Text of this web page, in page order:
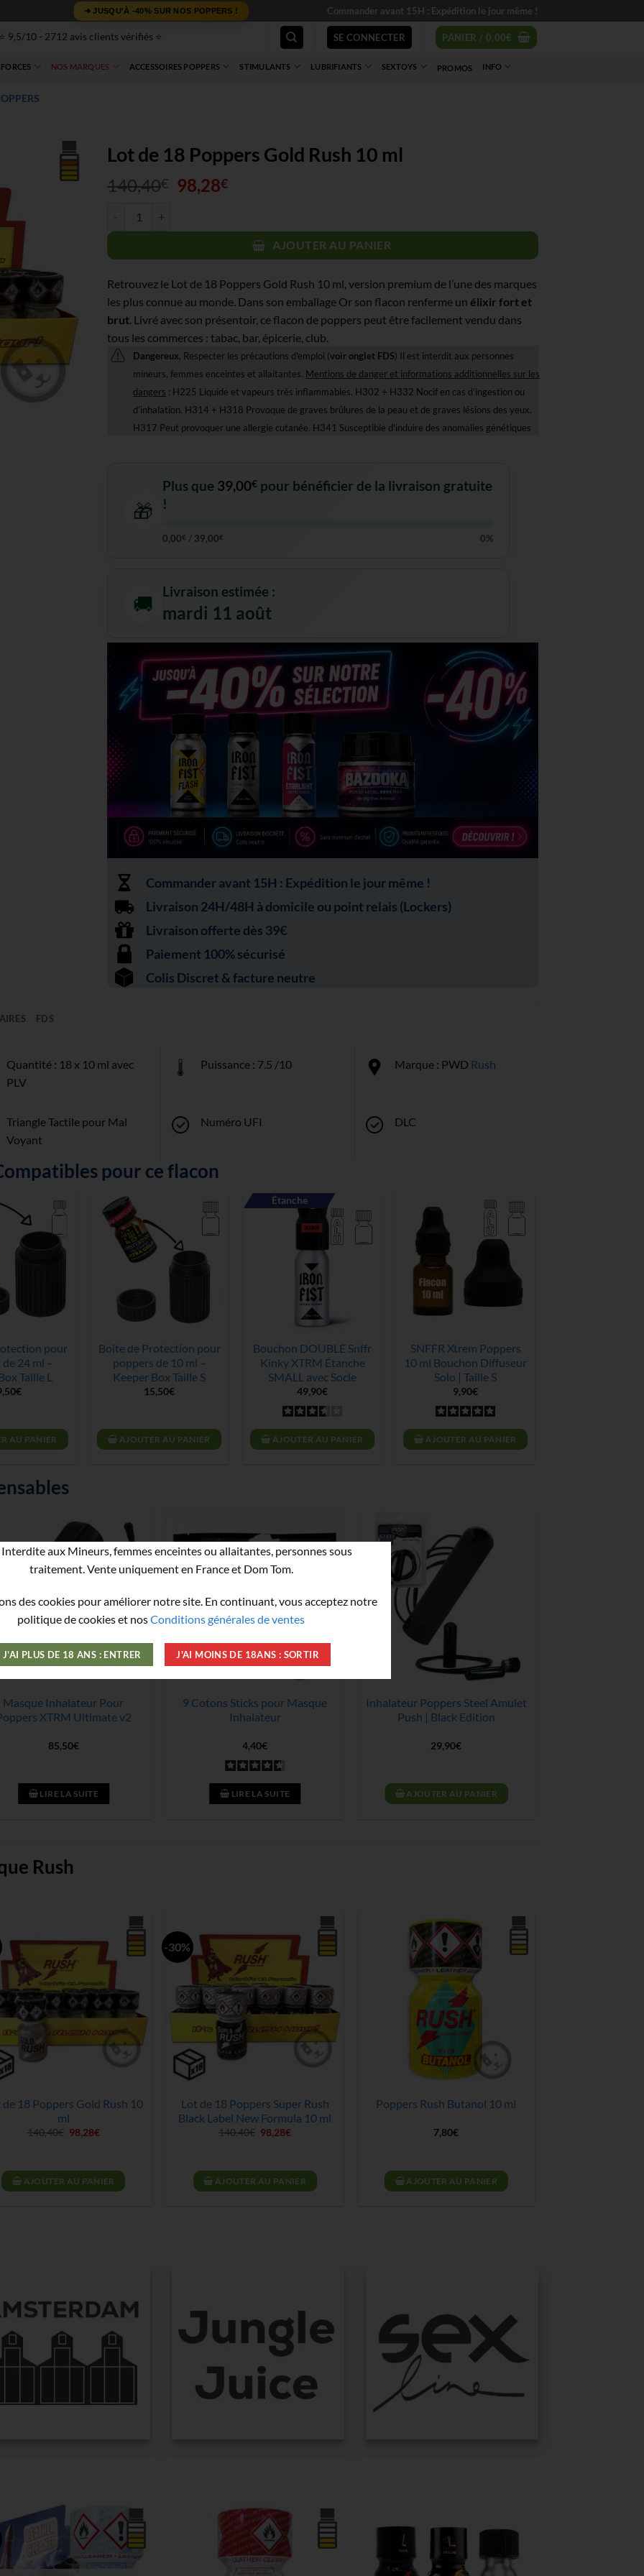
➜ JUSQU'À -40% SUR NOS POPPERS ! Commander avant 15H : Expédition le jour même !
⭐ 9,5/10 - 2712 avis clients vérifiés ⭐ SE CONNECTER PANIER / 0,00€
NOS MARQUES ACCESSOIRES POPPERS STIMULANTS LUBRIFIANTS SEXTOYS PROMOS INFO
Lot de 18 Poppers Gold Rush 10 ml
140,40€
Le
prix
était :
98,28€Le
est :
98,28€.AJOUTER AU PANIER
Retrouvez le Lot de 18 Poppers Gold Rush 10 ml, version premium de l’une des marques
les plus connue au monde. Dans son emballage Or son flacon renferme un élixir fort et
brut . Livré avec son présentoir, ce flacon de poppers peut être facilement vendu dans
tous les commerces : tabac, bar, épicerie, club.
Dangereux, Respecter les précautions d'emploi (voir onglet FDS) Il est interdit aux personnes
mineurs, femmes enceintes et allaitantes. Mentions de danger et informations additionnelles sur les
dangers : H225 Liquide et vapeurs très inflammables. H302 + H332 Nocif en cas d’ingestion ou
d’inhalation. H314 + H318 Provoque de graves brûlures de la peau et de graves lésions des yeux.
H317 Peut provoquer une allergie cutanée. H341 Susceptible d'induire des anomalies génétiques
🎁
Plus que 39,00€ pour bénéficier de la livraison gratuite
!
0,00€ / 39,00€ 0%
🚚 Livraison estimée :
mardi 11 août
Commander avant 15H : Expédition le jour même !
Livraison 24H/48H à domicile ou point relais (Lockers)
Livraison offerte dès 39€
Paiement 100% sécurisé
Colis Discret & facture neutre
FDS
Quantité : 18 x 10 ml avec
PLV
Puissance : 7.5 /10 Marque : PWD Rush
Triangle Tactile pour Mal
Voyant
Numéro UFI DLC
pour ce flacon
pour
24 ml –
Taille L
€
AU PANIER
Boite de Protection pour
poppers de 10 ml –
Keeper Box Taille S
15,50€
AJOUTER AU PANIER
Étanche
Bouchon DOUBLE Snffr
Kinky XTRM Étanche
SMALL avec Socle
49,90€
AJOUTER AU PANIER
SNFFR Xtrem Poppers
10 ml Bouchon Diffuseur
Solo | Taille S
9,90€
AJOUTER AU PANIER
RUPTURE DE STOCK
Masque Inhalateur Pour
XTRM Ultimate v2
85,50€
LIRE LA SUITE
RUPTURE DE STOCK
9 Cotons Sticks pour Masque
Inhalateur
4,40€
LIRE LA SUITE
Inhalateur Poppers Steel Amulet
Push | Black Edition
29,90€
AJOUTER AU PANIER
Rush
de 18 Poppers Gold Rush 10
ml
140,40€ Le
prix
140,40€.
98,28€Le
98,28€.
AJOUTER AU PANIER
-30%
Lot de 18 Poppers Super Rush
Black Label New Formula 10 ml
140,40€ Le
prix
140,40€.
98,28€Le
98,28€.
AJOUTER AU PANIER
Poppers Rush Butanol 10 ml
7,80€
AJOUTER AU PANIER
aux Mineurs, femmes enceintes ou allaitantes, personnes sous
traitement. Vente uniquement en France et Dom Tom.
des cookies pour améliorer notre site. En continuant, vous acceptez notre
politique de cookies et nosConditions générales de ventes
J'AI PLUS DE 18 ANS : ENTRER J'AI MOINS DE 18ANS : SORTIR